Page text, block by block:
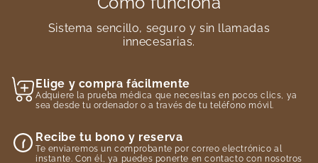
Sistema sencillo, seguro y sin llamadas
innecesarias.
Elige y compra fácilmente
Adquiere la prueba médica que necesitas en pocos clics, ya
sea desde tu ordenador o a través de tu teléfono móvil.
Recibe tu bono y reserva
Te enviaremos un comprobante por correo electrónico al
instante. Con él, ya puedes ponerte en contacto con nosotros